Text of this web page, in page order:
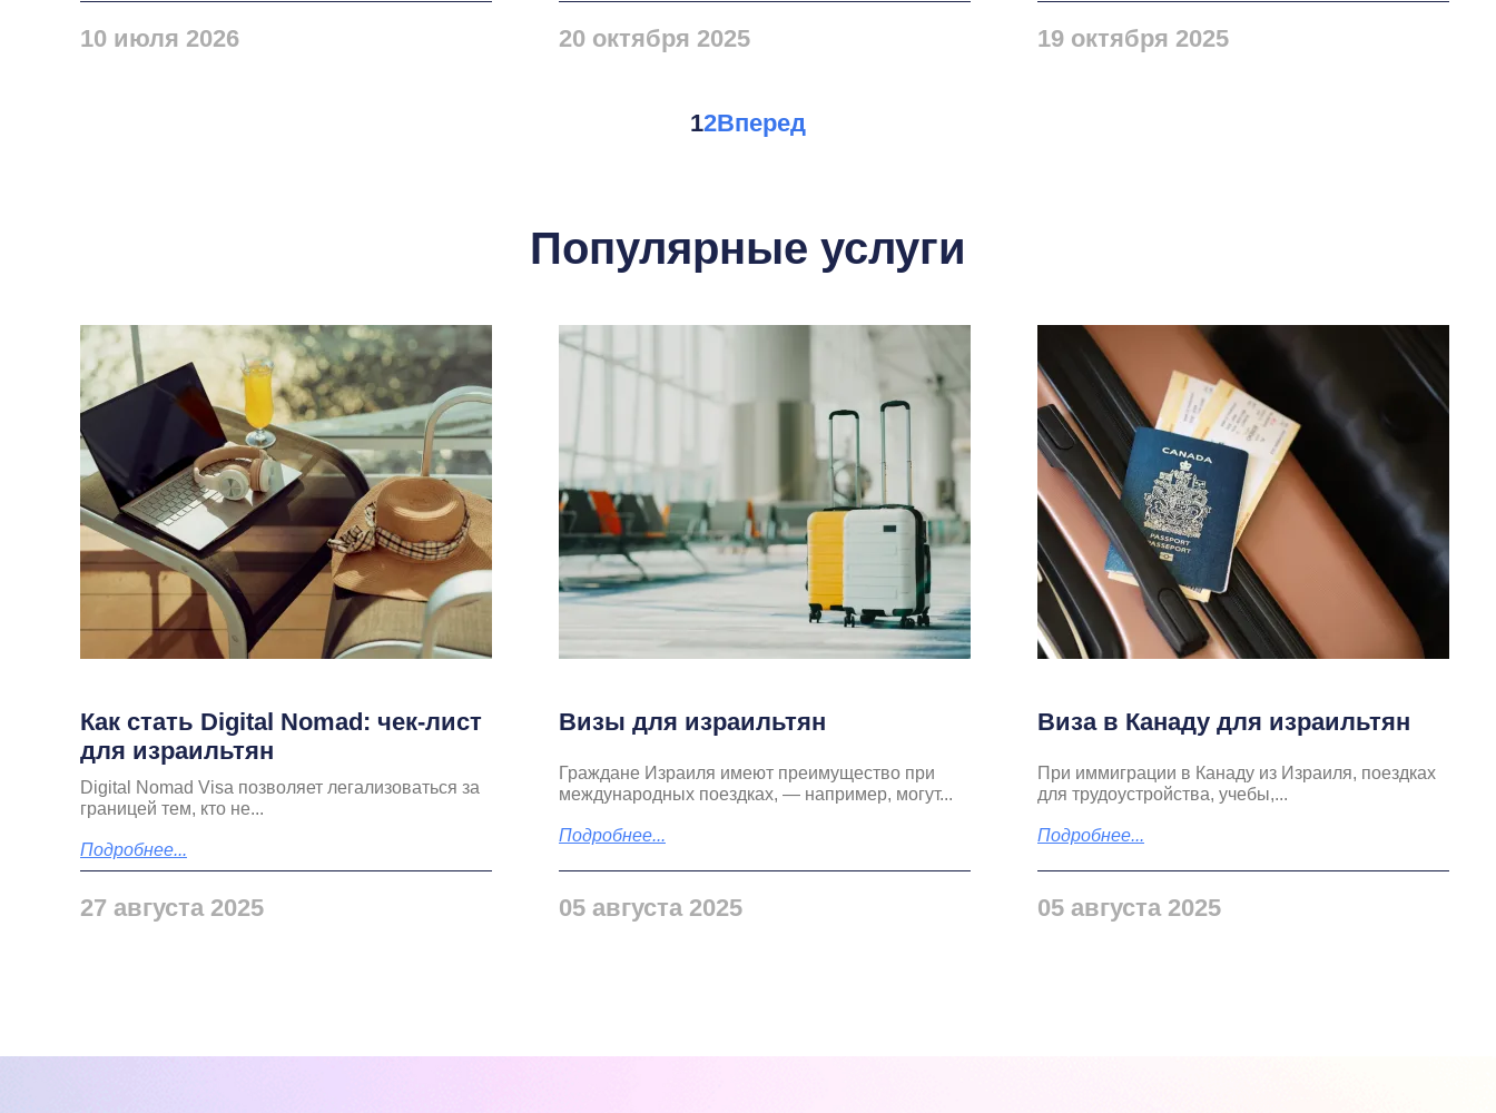
10 июля 2026 20 октября 2025 19 октября 2025
12Вперед
Популярные услуги
Как стать Digital Nomad: чек-лист
для израильтян
Digital Nomad Visa позволяет легализоваться за
границей тем, кто не...
Подробнее...
27 августа 2025
Визы для израильтян
Граждане Израиля имеют преимущество при
международных поездках, — например, могут...
Подробнее...
05 августа 2025
Виза в Канаду для израильтян
При иммиграции в Канаду из Израиля, поездках
для трудоустройства, учебы,...
Подробнее...
05 августа 2025